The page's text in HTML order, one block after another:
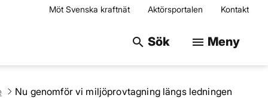
Möt Svenska kraftnät Aktörsportalen Kontakt
search Sök Sök på
menu Meny
Nu genomför vi miljöprovtagning längs ledningen